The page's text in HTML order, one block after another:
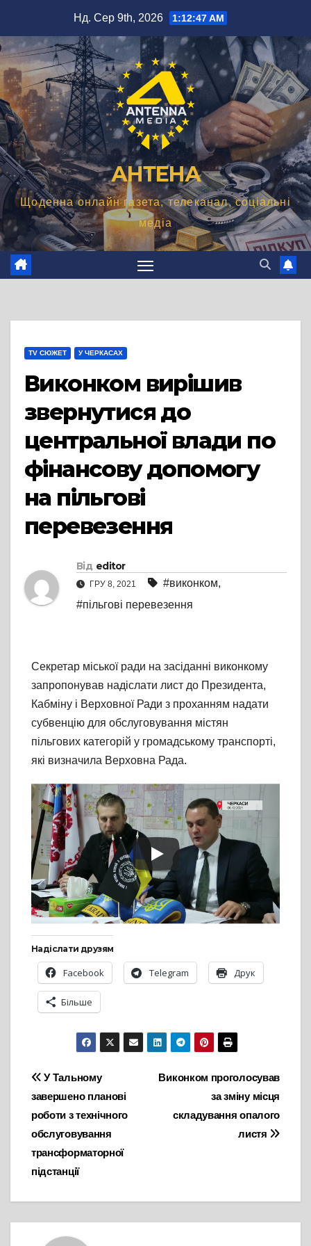
вмісту
Нд. Сер 9th, 2026 1:12:48 AM
АНТЕНА
Щоденна онлайн газета, телеканал, соціальні
медіа
TV СЮЖЕТ У ЧЕРКАСАХ
Виконком вирішив
звернутися до
центральної влади по
фінансову допомогу
на пільгові
перевезення
Від editor
ГРУ 8, 2021 #виконком,
#пільгові перевезення
Секретар міської ради на засіданні виконкому
запропонував надіслати лист до Президента,
Кабміну і Верховної Ради з проханням надати
субвенцію для обслуговування містян
пільгових категорій у громадському транспорті,
які визначила Верховна Рада.
Надіслати друзям
Facebook Telegram Друк
Більше
Навігація
записів
Виконком проголосував
за зміну місця
складування опалого
листя
У Тальному
завершено планові
роботи з технічного
обслуговування
трансформаторної
підстанції